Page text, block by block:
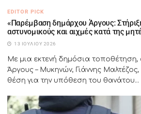
EDITOR PICK
«Παρέμβαση δημάρχου Άργους:
αστυνομικούς και αιχμές κατά της
13 ΙΟΥΛΊΟΥ 2026
Με μια εκτενή δημόσια
Άργους – Μυκηνών, Γιάννης
θέση για την υπόθεση του θανάτου...